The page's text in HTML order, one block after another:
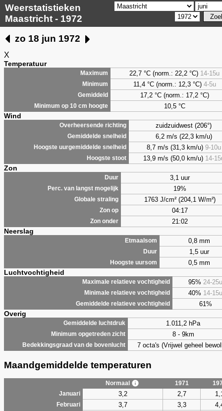
Weerstatistieken
Maastricht - 1972
zo 18 jun 1972
X
Temperatuur
Maximum 22,7 °C (norm.: 22,2 °C) 14-15u
Minimum 11,4 °C (norm.: 12,3 °C) 4-5u
Gemiddeld 17,2 °C (norm.: 17,2 °C)
Minimum op 10 cm hoogte 10,5 °C
Wind
Overheersende richting zuidzuidwest (206°)
Gemiddelde snelheid 6,2 m/s (22,3 km/u)
Hoogste uurgemiddelde snelheid 8,7 m/s (31,3 km/u) 9-10u
Hoogste stoot 13,9 m/s (50,0 km/u) 14-
Zon
Duur 3,1 uur
Perc. van langst mogelijk 19%
Globale straling 1763 J/cm² (204,1 W/m²)
Zon op 04:17
Zon onder 21:02
Neerslag
Etmaalsom 0,8 mm
Duur 1,5 uur
Hoogste uursom 0,5 mm
Luchtvochtigheid
Maximale relatieve vochtigheid 95% 24-25u
Minimale relatieve vochtigheid 40% 14-15u
Gemiddelde relatieve vochtigheid 61%
Overig
Gemiddelde luchtdruk 1.011,2 hPa
Minimum opgetreden zicht 8 - 9km
Bedekkingsgraad van de bovenlucht 7 octa's (Vrijwel geheel
Maandgemiddelde temperaturen
Normaal 1971
Januari
3,2 2,7
Februari 3,7 3,3